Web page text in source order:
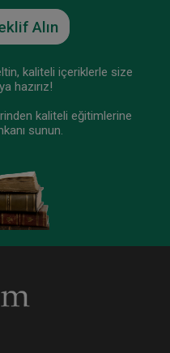
Alın
kaliteli içeriklerle size
hazırız!
kaliteli eğitimlerine
sunun.